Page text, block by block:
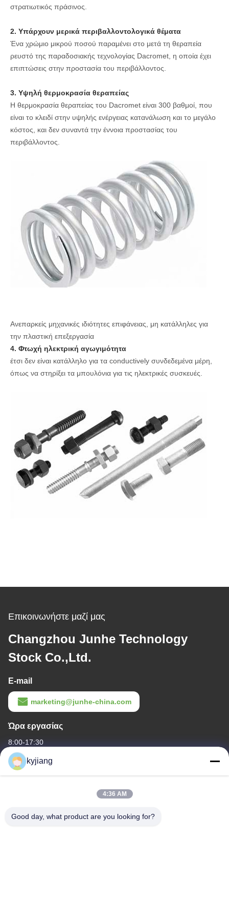
στρατιωτικός πράσινος.
2. Υπάρχουν μερικά περιβαλλοντολογικά θέματα
Ένα χρώμιο μικρού ποσού παραμένει στο μετά τη θεραπεία
ρευστό της παραδοσιακής τεχνολογίας Dacromet, η οποία έχει
επιπτώσεις στην προστασία του περιβάλλοντος.
3. Υψηλή θερμοκρασία θεραπείας
Η θερμοκρασία θεραπείας του Dacromet είναι 300 βαθμοί, που
είναι το κλειδί στην υψηλής ενέργειας κατανάλωση και το μεγάλο
κόστος, και δεν συναντά την έννοια προστασίας του
περιβάλλοντος.
Ανεπαρκείς μηχανικές ιδιότητες επιφάνειας, μη κατάλληλες για
την πλαστική επεξεργασία
4. Φτωχή ηλεκτρική αγωγιμότητα
έτσι δεν είναι κατάλληλο για τα conductively συνδεδεμένα μέρη,
όπως να στηρίξει τα μπουλόνια για τις ηλεκτρικές συσκευές.
Επικοινωνήστε μαζί μας
Changzhou Junhe Technology
Stock Co.,Ltd.
E-mail
marketing@junhe-china.com
Ώρα εργασίας
8:00-17:30
Η διεύθυνσή μας
Αριθ. 12, δρόμος Xingtang West, περιοχή Xinbei, πόλη
kyjiang
4:36 AM
Good day, what product are you looking for?